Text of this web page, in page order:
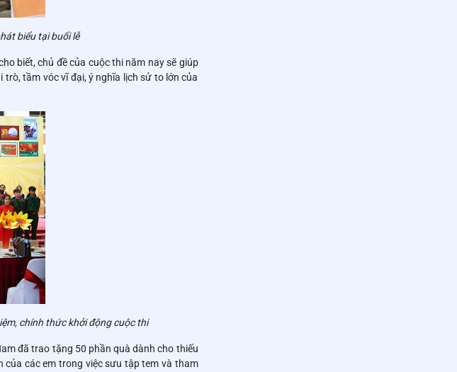
biểu tại buổi lễ
biết, chủ đề của cuộc thi năm nay sẽ giúp
tầm vóc vĩ đại, ý nghĩa lịch sử to lớn của
chính thức khởi động cuộc thi
đã trao tặng 50 phần quà dành cho thiếu
của các em trong việc sưu tập tem và tham